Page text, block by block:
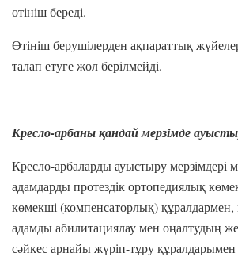
өтініш береді.
Өтініш берушілерден ақпараттық
талап етуге жол берілмейді.
Кресло-арбаны қандай мерзімде
Кресло-арбаларды ауыстыру мерзімдері
адамдарды протездік ортопедиялық
көмекші (компенсаторлық) құралдармен,
адамды абилитациялау мен оңалтудың
сәйкес арнайы жүріп-тұру